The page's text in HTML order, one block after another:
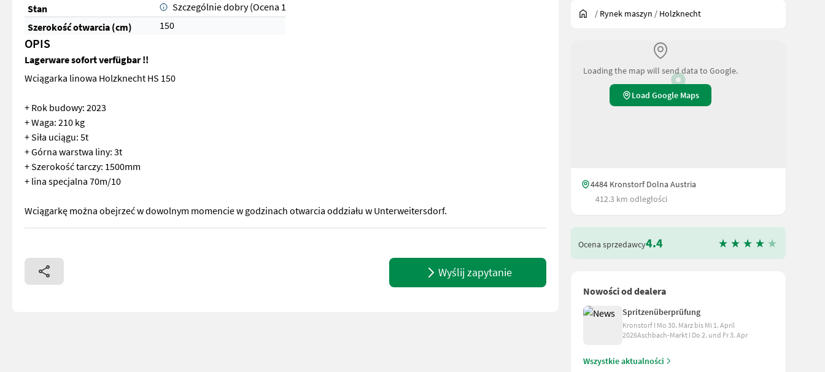
Stan
Szczególnie dobry (Ocena 1)
Szerokość otwarcia (cm)
150
OPIS
Lagerware sofort verfügbar !!
Wciągarka linowa Holzknecht HS 150
+ Rok budowy: 2023
+ Waga: 210 kg
+ Siła uciągu: 5t
+ Górna warstwa liny: 3t
+ Szerokość tarczy: 1500mm
+ lina specjalna 70m/10
Wciągarkę można obejrzeć w dowolnym momencie w godzinach otwarcia oddziału w Unterweitersdorf.
Wciągarka linowa Holzknecht HS 150 + Rok budowy: 2023 + Waga: 210 kg + Siła uciągu: 5t + Górna warstwa liny: 3t + Szerokość tarczy: 1500mm + lina specjalna 70m/10 Wciągarkę można
Wyślij zapytanie
/ Rynek maszyn / Holzknecht
Loading the map will send data to Google.
Load Google Maps
4484 Kronstorf Dolna Austria
412.3 km odległości
Ocena sprzedawcy4.4
Nowości od dealera
Spritzenüberprüfung
Kronstorf I Mo 30. März bis Mi 1. April
2026Aschbach-Markt I Do 2. und Fr 3. Apr
Wszystkie aktualności